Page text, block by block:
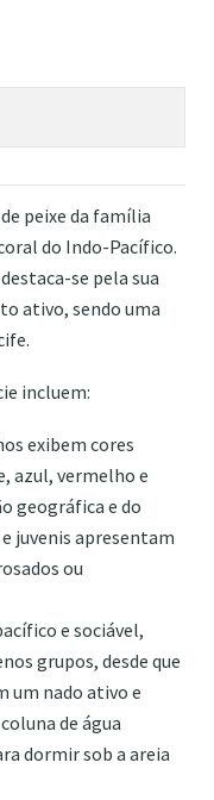
peixe da família
do Indo-Pacífico.
se pela sua
ativo, sendo uma
incluem:
exibem cores
azul, vermelho e
geográfica e do
juvenis apresentam
ou
e sociável,
grupos, desde que
um nado ativo e
de água
dormir sob a areia